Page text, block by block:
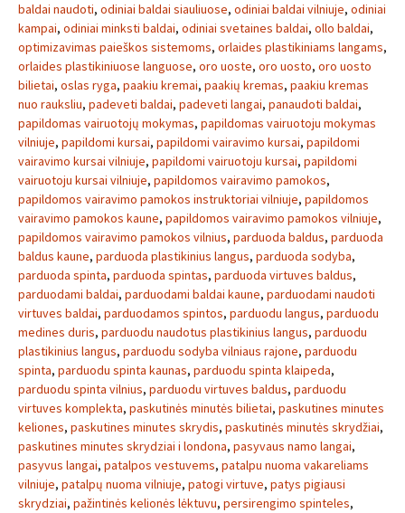
baldai naudoti, odiniai baldai siauliuose, odiniai baldai vilniuje, odiniai
kampai, odiniai minksti baldai, odiniai svetaines baldai, ollo baldai,
optimizavimas paieškos sistemoms, orlaides plastikiniams langams,
orlaides plastikiniuose languose, oro uoste, oro uosto, oro uosto
bilietai, oslas ryga, paakiu kremai, paakių kremas, paakiu kremas
nuo rauksliu, padeveti baldai, padeveti langai, panaudoti baldai,
papildomas vairuotojų mokymas, papildomas vairuotoju mokymas
vilniuje, papildomi kursai, papildomi vairavimo kursai, papildomi
vairavimo kursai vilniuje, papildomi vairuotoju kursai, papildomi
vairuotoju kursai vilniuje, papildomos vairavimo pamokos,
papildomos vairavimo pamokos instruktoriai vilniuje, papildomos
vairavimo pamokos kaune, papildomos vairavimo pamokos vilniuje,
papildomos vairavimo pamokos vilnius, parduoda baldus, parduoda
baldus kaune, parduoda plastikinius langus, parduoda sodyba,
parduoda spinta, parduoda spintas, parduoda virtuves baldus,
parduodami baldai, parduodami baldai kaune, parduodami naudoti
virtuves baldai, parduodamos spintos, parduodu langus, parduodu
medines duris, parduodu naudotus plastikinius langus, parduodu
plastikinius langus, parduodu sodyba vilniaus rajone, parduodu
spinta, parduodu spinta kaunas, parduodu spinta klaipeda,
parduodu spinta vilnius, parduodu virtuves baldus, parduodu
virtuves komplekta, paskutinės minutės bilietai, paskutines minutes
keliones, paskutines minutes skrydis, paskutinės minutės skrydžiai,
paskutines minutes skrydziai i londona, pasyvaus namo langai,
pasyvus langai, patalpos vestuvems, patalpu nuoma vakareliams
vilniuje, patalpų nuoma vilniuje, patogi virtuve, patys pigiausi
skrydziai, pažintinės kelionės lėktuvu, persirengimo spinteles,